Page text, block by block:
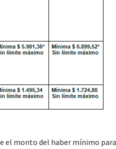
el monto del haber mínimo